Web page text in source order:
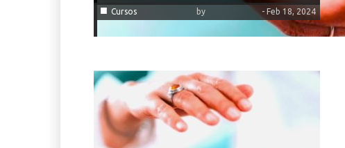
by - Feb 18, 2024
■ Cursos